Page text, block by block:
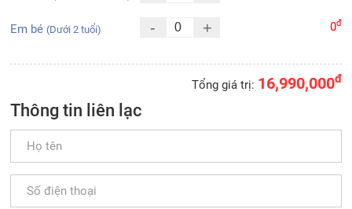
Em bé(Dưới 2 tuổi) - + 0đ
Tổng giá trị: 16,990,000đ
Thông tin liên lạc